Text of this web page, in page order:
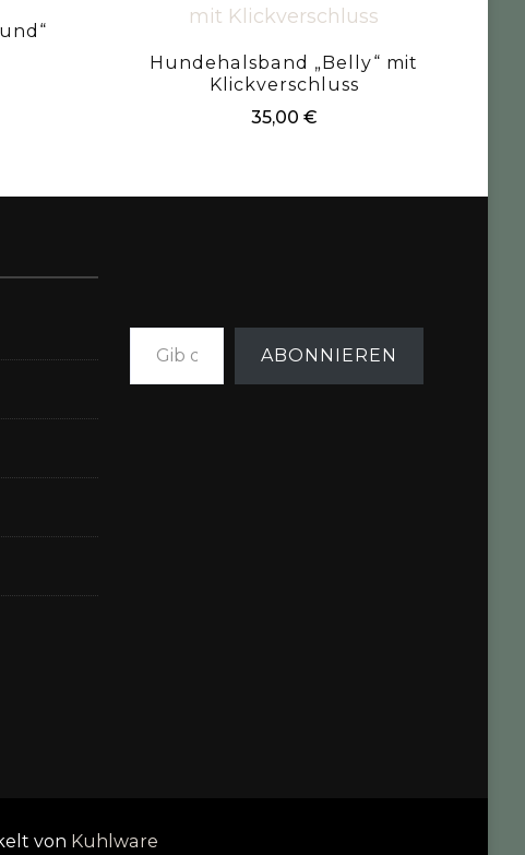
Hundehalsband „Belly“ mit
Klickverschluss
35,00 €
Gib deine E-Mail-Adresse ein ...
ABONNIEREN
von Kuhlware